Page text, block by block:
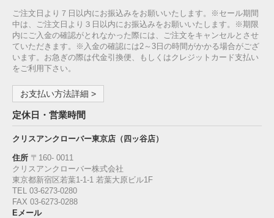
ご注文日より７日以内にお振込みをお願いいたします。※セール期間
中は、ご注文日より３日以内にお振込みをお願いいたします。※期限
内にご入金の確認がとれなかった際には、ご注文をキャンセルとさせ
ていただきます。※入金の確認には2～3日の時間がかかる場合がござ
います。お急ぎの際は代金引換便、もしくはクレジットカード支払い
をご利用下さい。
お支払い方法詳細 >
定休日・営業時間
クリスアンクローバー東京店（四ッ谷店）
住所 〒160‐ 0011
クリスアンクローバー株式会社
東京都新宿区若葉1‐1-1 若葉大原ビル1F
TEL 03-6273-0280
FAX 03-6273-0288
Eメール